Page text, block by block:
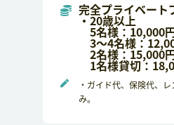
完全プライベート
・20歳以上
5名様：10,000
3～4名様：
2名様：15,000
1名様貸切：
・ガイド代、保険代、
み。